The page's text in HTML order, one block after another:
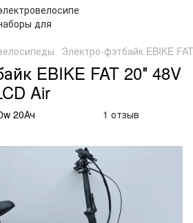
Электро-фэтбайк EBIKE
EBIKE FAT 20″ 48V
Air
20Ач 1 отзыв